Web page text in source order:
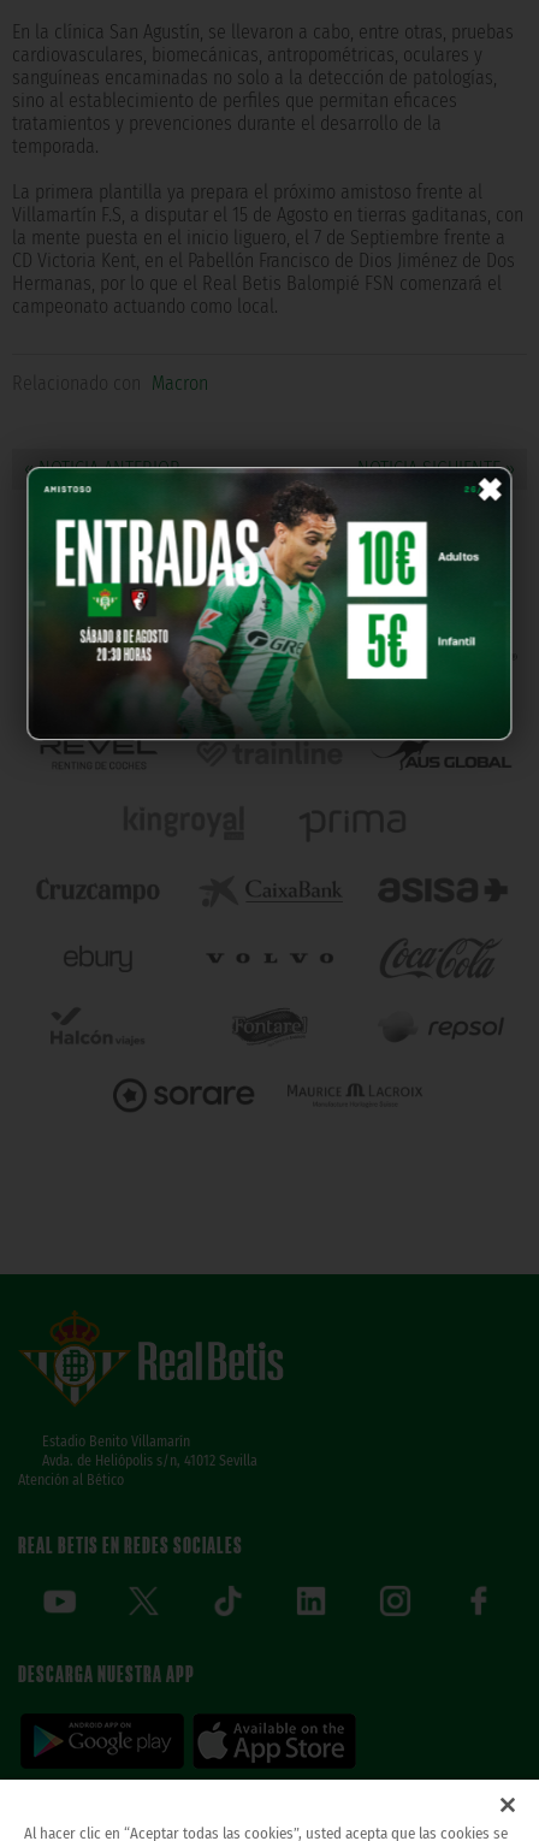
×
En la clínica San Agustín, se llevaron a cabo, entre otras, pruebas
cardiovasculares, biomecánicas, antropométricas, oculares y
sanguíneas encaminadas no solo a la detección de patologías,
sino al establecimiento de perfiles que permitan eficaces
tratamientos y prevenciones durante el desarrollo de la
temporada.
La primera plantilla ya prepara el próximo amistoso frente al
Villamartín F.S, a disputar el 15 de Agosto en tierras gaditanas, con
la mente puesta en el inicio liguero, el 7 de Septiembre frente a
CD Victoria Kent, en el Pabellón Francisco de Dios Jiménez de Dos
Hermanas, por lo que el Real Betis Balompié FSN comenzará el
campeonato actuando como local.
Relacionado con Macron
« NOTICIA ANTERIOR NOTICIA SIGUIENTE »
NUESTROS PARTNERS
Estadio Benito Villamarín
Avda. de Heliópolis s/n, 41012 Sevilla
Atención al Bético
REAL BETIS EN REDES SOCIALES
DESCARGA NUESTRA APP
Al hacer clic en “Aceptar todas las cookies”, usted acepta que las cookies se